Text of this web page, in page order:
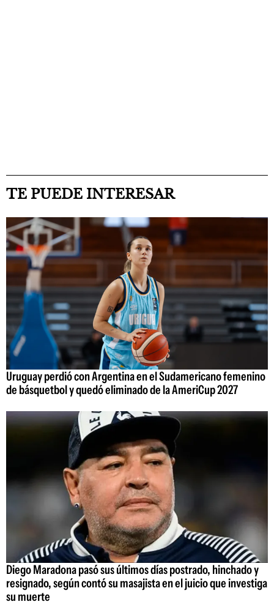
TE PUEDE INTERESAR
Uruguay perdió con Argentina en el Sudamericano femenino
de básquetbol y quedó eliminado de la AmeriCup 2027
Diego Maradona pasó sus últimos días postrado, hinchado y
resignado, según contó su masajista en el juicio que investiga
su muerte